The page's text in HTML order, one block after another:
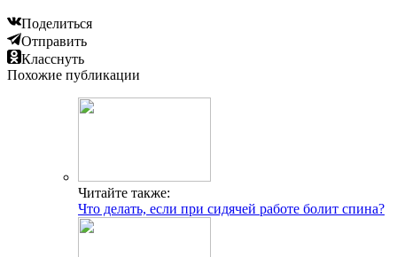
Поделиться
Отправить
Класснуть
Похожие публикации
Читайте также:
Что делать, если при сидячей работе болит спина?